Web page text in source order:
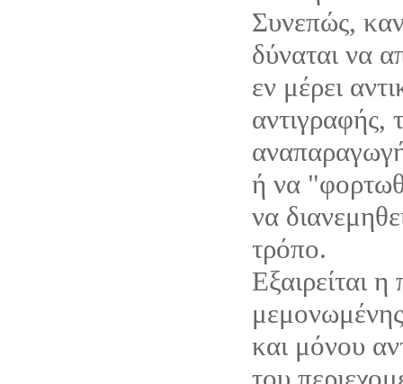
Συνεπώς,
δύναται να
εν μέρει
αντιγραφής,
ή να
να
τρόπο.
Εξαιρείται
και μόνου